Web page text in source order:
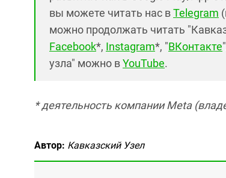
вы можете читать нас вTelegram
можно продолжать читать
Facebook*, Instagram*, "ВКонтакте
узла" можно вYouTube.
* деятельность компании Meta
Автор: Кавказский Узел